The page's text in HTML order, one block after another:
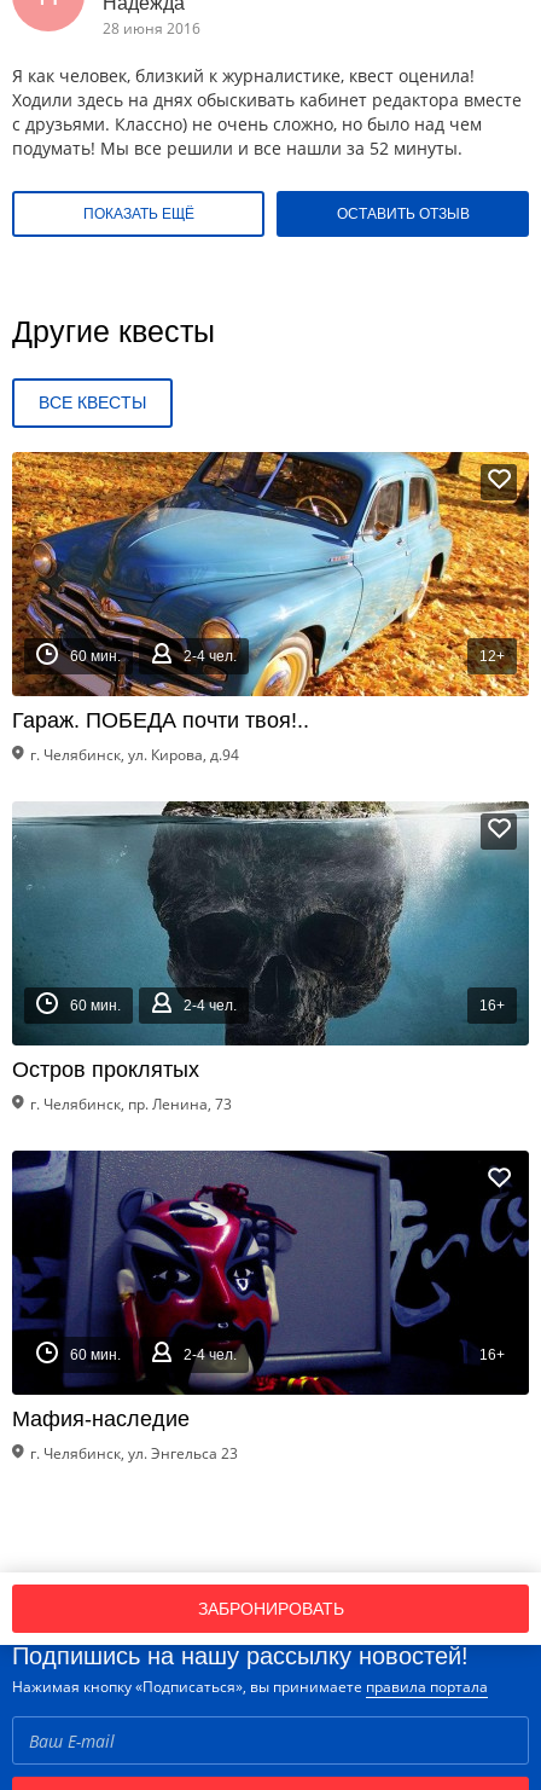
28 июня 2016
Я как человек, близкий к журналистике, квест оценила!
Ходили здесь на днях обыскивать кабинет редактора вместе
с друзьями. Классно) не очень сложно, но было над чем
подумать! Мы все решили и все нашли за 52 минуты.
ПОКАЗАТЬ ЕЩЁ ОСТАВИТЬ ОТЗЫВ
Другие квесты
ВСЕ КВЕСТЫ
60 мин. 2-4 чел. 12+
Гараж. ПОБЕДА почти твоя!..
г. Челябинск, ул. Кирова, д.94
60 мин. 2-4 чел. 16+
Остров проклятых
г. Челябинск, пр. Ленина, 73
60 мин. 2-4 чел. 16+
Мафия-наследие
г. Челябинск, ул. Энгельса 23
ЗАБРОНИРОВАТЬ
Подпишись на нашу рассылку новостей!
Нажимая кнопку «Подписаться», вы принимаете правила портала